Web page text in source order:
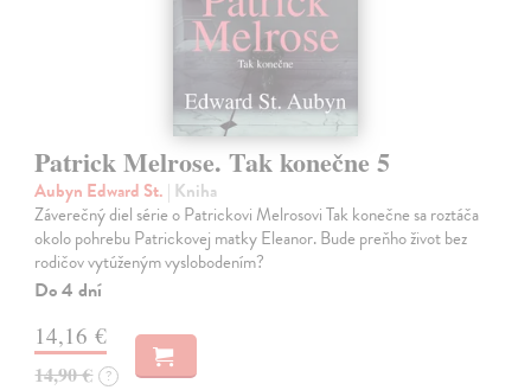
Patrick Melrose. Tak konečne 5
Aubyn Edward St. | Kniha
Záverečný diel série o Patrickovi Melrosovi Tak konečne sa roztáča
okolo pohrebu Patrickovej matky Eleanor. Bude preňho život bez
rodičov vytúženým vyslobodením?
Do 4 dní
14,16 €
14,90 € ?